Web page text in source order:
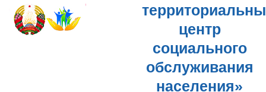
центр
социального
обслуживания
населения»